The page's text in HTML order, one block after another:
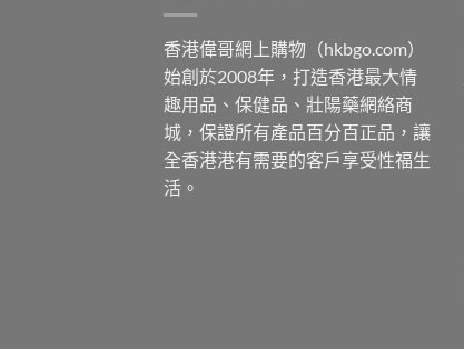
香港偉哥網上購物（hkbgo.com）
始創於2008年，打造香港最大情
趣用品、保健品、壯陽藥網絡商
城，保證所有產品百分百正品，讓
全香港港有需要的客戶享受性福生
活。